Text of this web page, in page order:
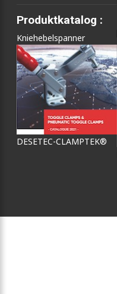
Produktkatalog :
Kniehebelspanner
DESETEC-CLAMPTEK®